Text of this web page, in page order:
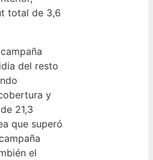
total de 3,6
del resto
y
21,3
que superó
el